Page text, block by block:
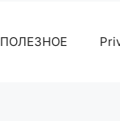
ПОЛЕЗНОЕ